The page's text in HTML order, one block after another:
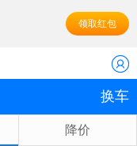
领取红包
换车
降价